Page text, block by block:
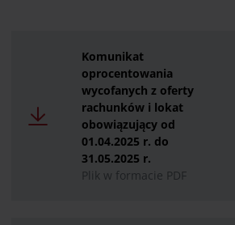
Komunikat
oprocentowania
wycofanych z oferty
rachunków i lokat
obowiązujący od
01.04.2025 r. do
31.05.2025 r.
Plik w formacie PDF